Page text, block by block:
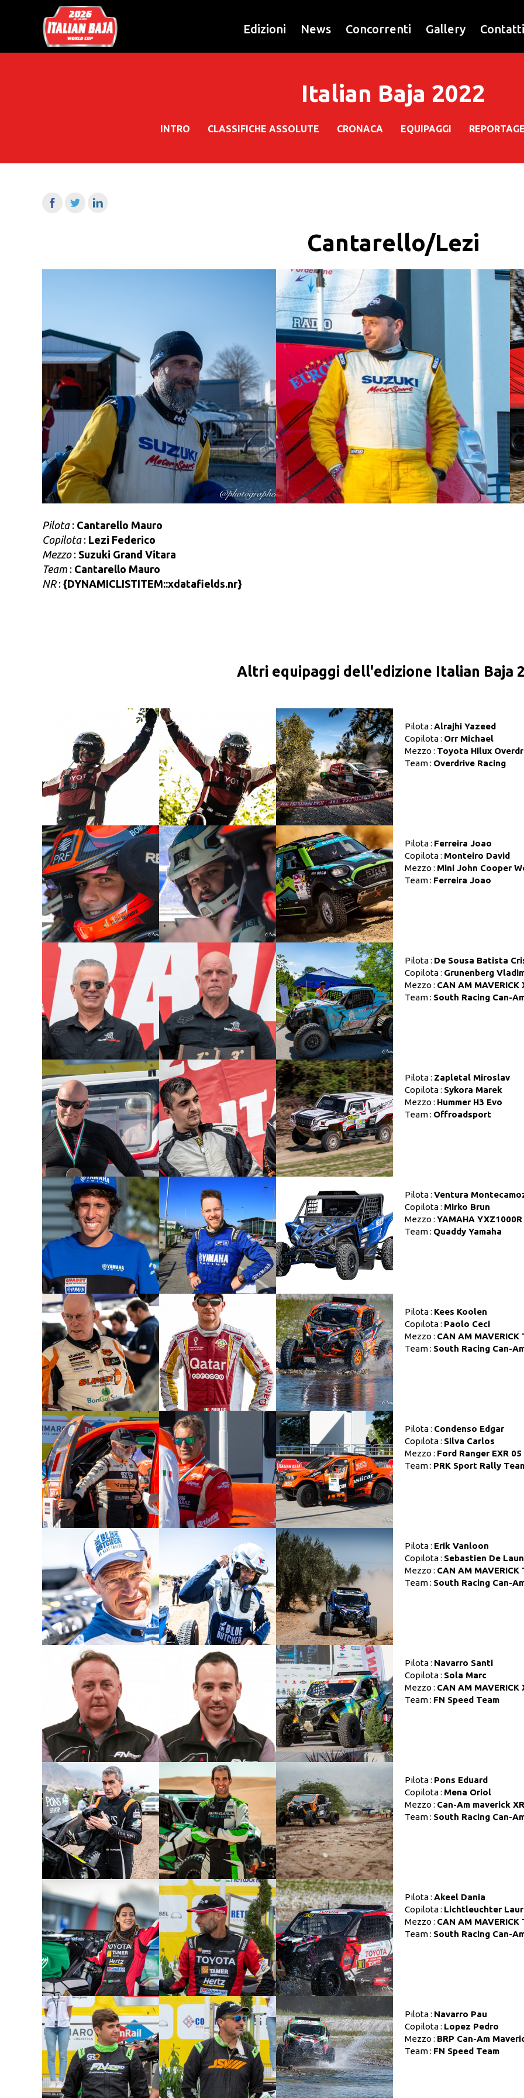
Edizioni News Concorrenti Gallery Contatti
Italian Baja 2022
INTRO CLASSIFICHE ASSOLUTE CRONACA EQUIPAGGI REPORTAGE
Cantarello/Lezi
Pilota: Cantarello Mauro
Copilota: Lezi Federico
Mezzo: Suzuki Grand Vitara
Team : Cantarello Mauro
NR: {DYNAMICLISTITEM::xdatafields.nr}
Altri equipaggi dell'edizione Italian Baja
Pilota : Alrajhi Yazeed
Copilota : Orr Michael
Mezzo : Toyota Hilux
Team : Overdrive Racing
Pilota : Ferreira Joao
Copilota : Monteiro David
Mezzo : Mini John Cooper
Team : Ferreira Joao
Pilota : De Sousa Batista
Copilota : Grunenberg
Mezzo : CAN AM MAVERICK
Team : South Racing Can-
Pilota : Zapletal Miroslav
Copilota : Sykora Marek
Mezzo : Hummer H3 Evo
Team : Offroadsport
Pilota : Ventura
Copilota : Mirko Brun
Mezzo : YAMAHA
Team : Quaddy Yamaha
Pilota : Kees Koolen
Copilota : Paolo Ceci
Mezzo : CAN AM MAVERICK
Team : South Racing Can-
Pilota : Condenso Edgar
Copilota : Silva Carlos
Mezzo : Ford Ranger EXR
Team : PRK Sport Rally
Pilota : Erik Vanloon
Copilota : Sebastien De
Mezzo : CAN AM MAVERICK
Team : South Racing Can-
Pilota : Navarro Santi
Copilota : Sola Marc
Mezzo : CAN AM MAVERICK
Team : FN Speed Team
Pilota : Pons Eduard
Copilota : Mena Oriol
Mezzo : Can-Am maverick
Team : South Racing Can-
Pilota : Akeel Dania
Copilota : Lichtleuchter
Mezzo : CAN AM MAVERICK
Team : South Racing Can-
Pilota : Navarro Pau
Copilota : Lopez Pedro
Mezzo : BRP Can-Am
Team : FN Speed Team